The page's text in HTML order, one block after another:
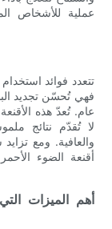
عملية للأشخاص
تتعدد فوائد
فهي تُحسّن تجديد
عام. تُعدّ هذه
لا تُقدّم نتائج
والعافية. ومع
أقنعة الضوء
أهم الميزات